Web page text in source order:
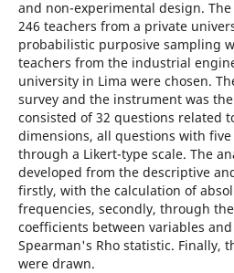
and non-experimental design.
246 teachers from a private
probabilistic purposive sampling
teachers from the industrial
university in Lima were chosen.
survey and the instrument was
consisted of 32 questions related
dimensions, all questions with
through a Likert-type scale. The
developed from the descriptive
firstly, with the calculation of
frequencies, secondly, through
coefficients between variables
Spearman's Rho statistic. Finally,
were drawn.